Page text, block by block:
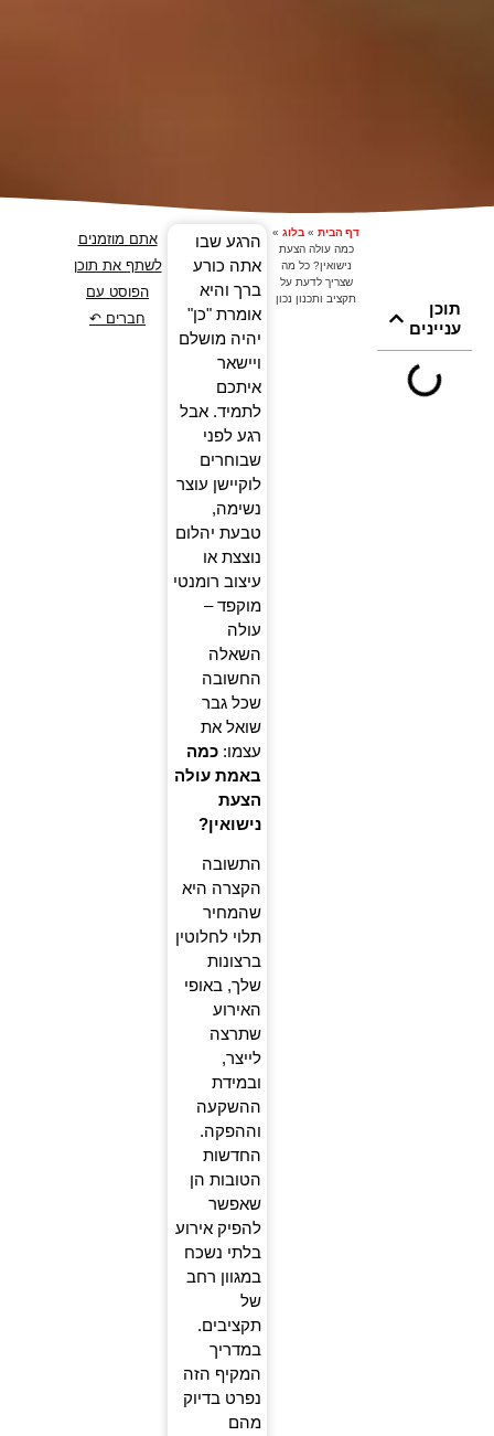
דף הבית» בלוג»
כמה עולה הצעת
נישואין? כל מה
שצריך לדעת על
תקציב ותכנון נכון
הרגע שבו
אתה כורע
ברך והיא
אומרת "כן"
יהיה מושלם
ויישאר
איתכם
לתמיד. אבל
רגע לפני
שבוחרים
לוקיישן עוצר
נשימה,
טבעת יהלום
נוצצת או
עיצוב רומנטי
מוקפד –
עולה
השאלה
החשובה
שכל גבר
שואל את
עצמו:כמה
באמת עולה
הצעת
נישואין?
התשובה
הקצרה היא
שהמחיר
תלוי לחלוטין
ברצונות
שלך, באופי
האירוע
שתרצה
לייצר,
ובמידת
ההשקעה
וההפקה.
החדשות
הטובות הן
שאפשר
להפיק אירוע
בלתי נשכח
במגוון רחב
של
תקציבים.
במדריך
המקיף הזה
נפרט בדיוק
מהם
תוכן
עניינים
אתם מוזמנים
לשתף את תוכן
הפוסט עם
חברים ↶